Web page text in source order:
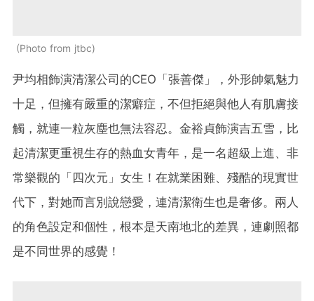
Photo from jtbc
尹均相飾演清潔公司的CEO「張善傑」，外形帥氣魅力
十足，但擁有嚴重的潔癖症，不但拒絕與他人有肌膚接
觸，就連一粒灰塵也無法容忍。金裕貞飾演吉五雪，比
起清潔更重視生存的熱血女青年，是一名超級上進、非
常樂觀的「四次元」女生！在就業困難、殘酷的現實世
代下，對她而言別說戀愛，連清潔衛生也是奢侈。兩人
的角色設定和個性，根本是天南地北的差異，連劇照都
是不同世界的感覺！